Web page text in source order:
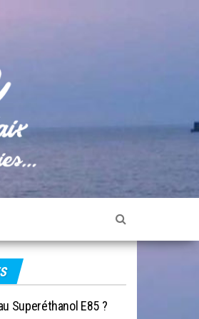
Superéthanol E85 ?